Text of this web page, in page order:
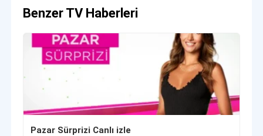
Benzer TV Haberleri
Pazar Sürprizi Canlı izle